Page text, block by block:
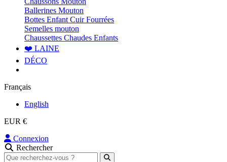
Ballerines Mouton
Bottes Enfant Cuir Fourrées
Semelles mouton
Chaussettes Chaudes Enfants
❤️ LAINE
DÉCO
Français
English
EUR €
Connexion
Rechercher